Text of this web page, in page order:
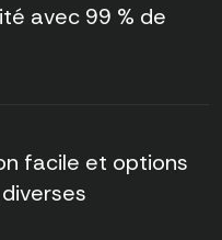
avec 99 % de
facile et options